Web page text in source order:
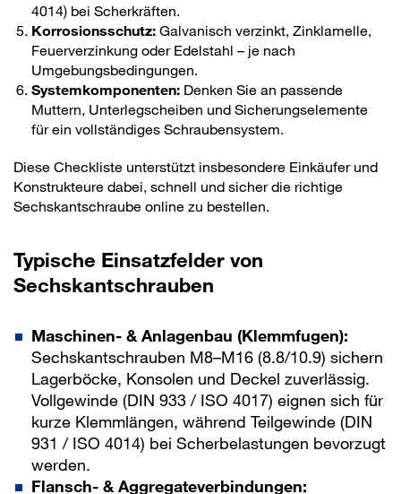
4014) bei Scherkräften.
Korrosionsschutz: Galvanisch verzinkt, Zinklamelle,
Feuerverzinkung oder Edelstahl – je nach
Umgebungsbedingungen.
Systemkomponenten: Denken Sie an passende
Muttern, Unterlegscheiben und Sicherungselemente
für ein vollständiges Schraubensystem.
Diese Checkliste unterstützt insbesondere Einkäufer und
Konstrukteure dabei, schnell und sicher die richtige
Sechskantschraube online zu bestellen.
Typische Einsatzfelder von
Sechskantschrauben
Maschinen- & Anlagenbau (Klemmfugen):
Sechskantschrauben M8–M16 (8.8/10.9) sichern
Lagerböcke, Konsolen und Deckel zuverlässig.
Vollgewinde (DIN 933 / ISO 4017) eignen sich für
kurze Klemmlängen, während Teilgewinde (DIN
931 / ISO 4014) bei Scherbelastungen bevorzugt
werden.
Flansch- & Aggregateverbindungen: